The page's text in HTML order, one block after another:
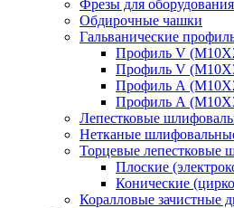
Фрезы для
Обдирочные чашки
Гальванические
Профиль V
Профиль V
Профиль А
Профиль А
Лепестковые
Нетканые
Торцевые лепестковые
Плоские
Конические
Коралловые зачистные